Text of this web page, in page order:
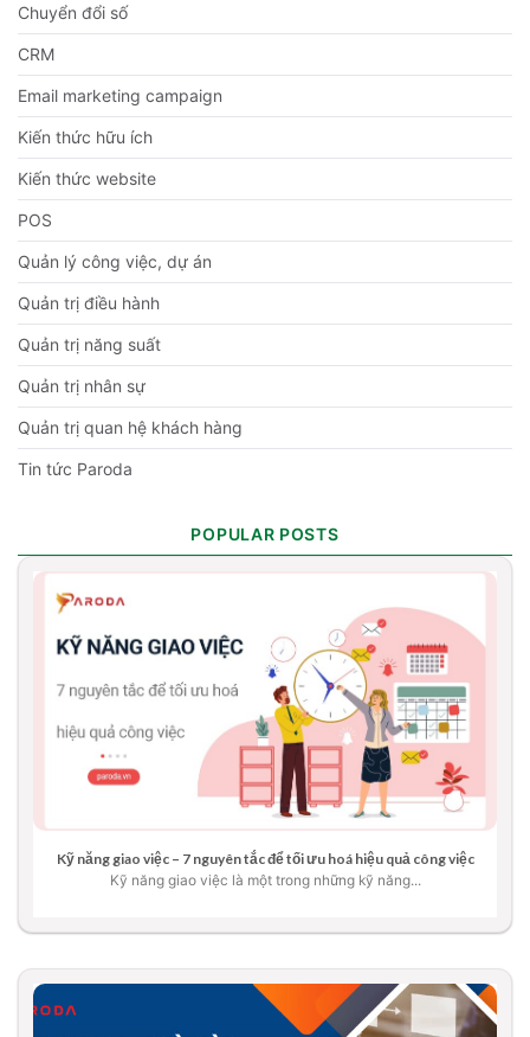
Chuyển đổi số
CRM
Email marketing campaign
Kiến thức hữu ích
Kiến thức website
POS
Quản lý công việc, dự án
Quản trị điều hành
Quản trị năng suất
Quản trị nhân sự
Quản trị quan hệ khách hàng
Tin tức Paroda
POPULAR POSTS
Kỹ năng giao việc – 7 nguyên tắc để tối ưu hoá hiệu quả công việc
Kỹ năng giao việc là một trong những kỹ năng...